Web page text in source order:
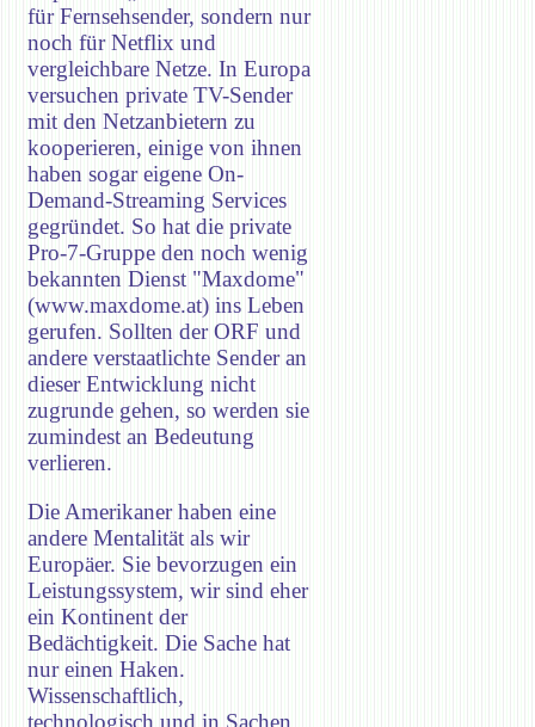
für Fernsehsender, sondern nur
noch für Netflix und
vergleichbare Netze. In Europa
versuchen private TV-Sender
mit den Netzanbietern zu
kooperieren, einige von ihnen
haben sogar eigene On-
Demand-Streaming Services
gegründet. So hat die private
Pro-7-Gruppe den noch wenig
bekannten Dienst "Maxdome"
(www.maxdome.at) ins Leben
gerufen. Sollten der ORF und
andere verstaatlichte Sender an
dieser Entwicklung nicht
zugrunde gehen, so werden sie
zumindest an Bedeutung
verlieren.
Die Amerikaner haben eine
andere Mentalität als wir
Europäer. Sie bevorzugen ein
Leistungssystem, wir sind eher
ein Kontinent der
Bedächtigkeit. Die Sache hat
nur einen Haken.
Wissenschaftlich,
technologisch und in Sachen